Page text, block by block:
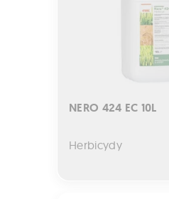
NERO 424 EC 10L
Herbicydy